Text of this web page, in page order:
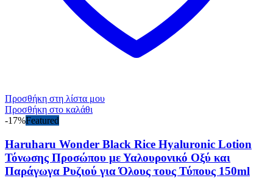
Προσθήκη στη λίστα μου
Προσθήκη στο καλάθι
-17%Featured
Haruharu Wonder Black Rice Hyaluronic Lotion
Τόνωσης Προσώπου με Υαλουρονικό Οξύ και
Παράγωγα Ρυζιού για Όλους τους Τύπους 150ml